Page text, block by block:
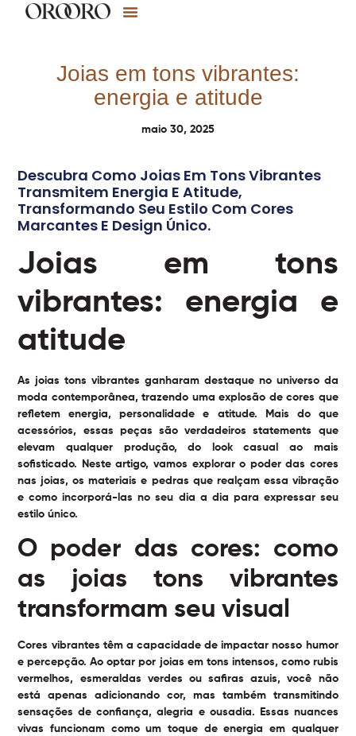
Joias em tons vibrantes:
energia e atitude
maio 30, 2025
Descubra Como Joias Em Tons Vibrantes
Transmitem Energia E Atitude,
Transformando Seu Estilo Com Cores
Marcantes E Design Único.
Joias em tons
vibrantes: energia e
atitude
As joias tons vibrantes ganharam destaque no universo da
moda contemporânea, trazendo uma explosão de cores que
refletem energia, personalidade e atitude. Mais do que
acessórios, essas peças são verdadeiros statements que
elevam qualquer produção, do look casual ao mais
sofisticado. Neste artigo, vamos explorar o poder das cores
nas joias, os materiais e pedras que realçam essa vibração
e como incorporá-las no seu dia a dia para expressar seu
estilo único.
O poder das cores: como
as joias tons vibrantes
transformam seu visual
Cores vibrantes têm a capacidade de impactar nosso humor
e percepção. Ao optar por joias em tons intensos, como rubis
vermelhos, esmeraldas verdes ou safiras azuis, você não
está apenas adicionando cor, mas também transmitindo
sensações de confiança, alegria e ousadia. Essas nuances
vivas funcionam como um toque de energia em qualquer